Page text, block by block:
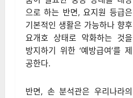
으로 하는 반면, 요지원 등급은
기본적인 생활은 가능하나 향후
요개호 상태로 악화하는 것을
방지하기 위한 ‘예방급여’를 제
공한다.
반면, 손 분석관은 우리나라의